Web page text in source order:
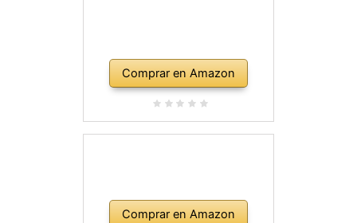
Comprar en Amazon
Comprar en Amazon